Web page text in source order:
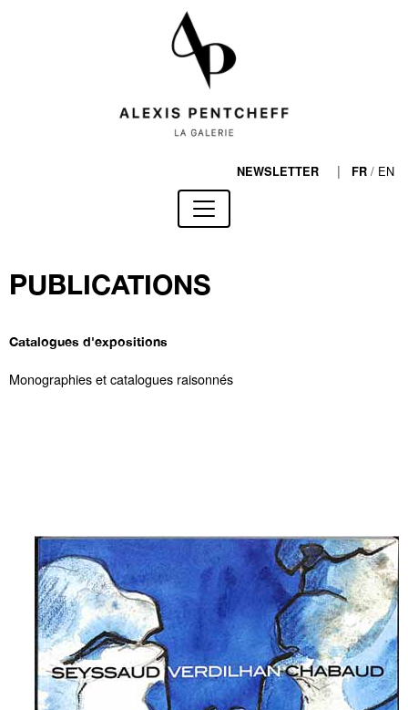
NEWSLETTER | FR / EN
PUBLICATIONS
Catalogues d'expositions
Monographies et catalogues raisonnés